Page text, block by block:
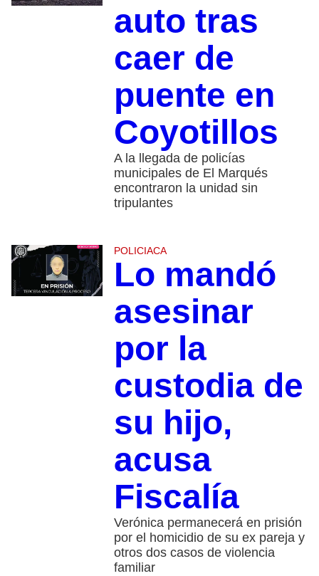
auto tras
caer de
puente en
Coyotillos
A la llegada de policías
municipales de El Marqués
encontraron la unidad sin
tripulantes
POLICIACA
Lo mandó
asesinar
por la
custodia de
su hijo,
acusa
Fiscalía
Verónica permanecerá en prisión
por el homicidio de su ex pareja y
otros dos casos de violencia
familiar